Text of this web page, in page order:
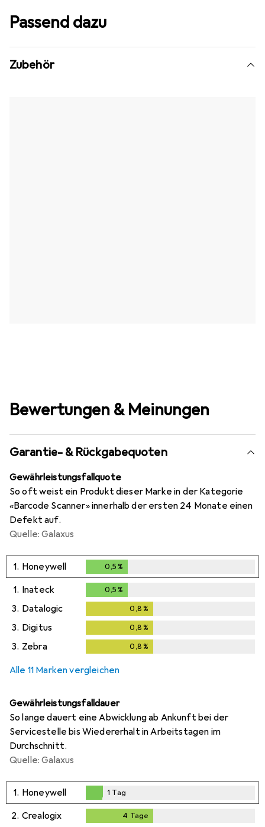
Passend dazu
Zubehör
Bewertungen & Meinungen
Garantie- & Rückgabequoten
Gewährleistungsfallquote
So oft weist ein Produkt dieser Marke in der Kategorie
«Barcode Scanner» innerhalb der ersten 24 Monate einen
Defekt auf.
Quelle: Galaxus
1. Honeywell 0,5 %
1. Inateck 0,5 %
3. Datalogic 0,8 %
3. Digitus 0,8 %
3. Zebra 0,8 %
Alle 11 Marken vergleichen
Gewährleistungsfalldauer
So lange dauert eine Abwicklung ab Ankunft bei der
Servicestelle bis Wiedererhalt in Arbeitstagen im
Durchschnitt.
Quelle: Galaxus
1. Honeywell
1Tag
1 Tag
2. Crealogix 4 Tage